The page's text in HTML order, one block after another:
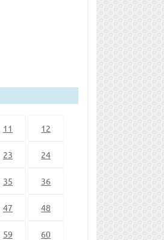
11 12
23 24
35 36
47 48
59 60